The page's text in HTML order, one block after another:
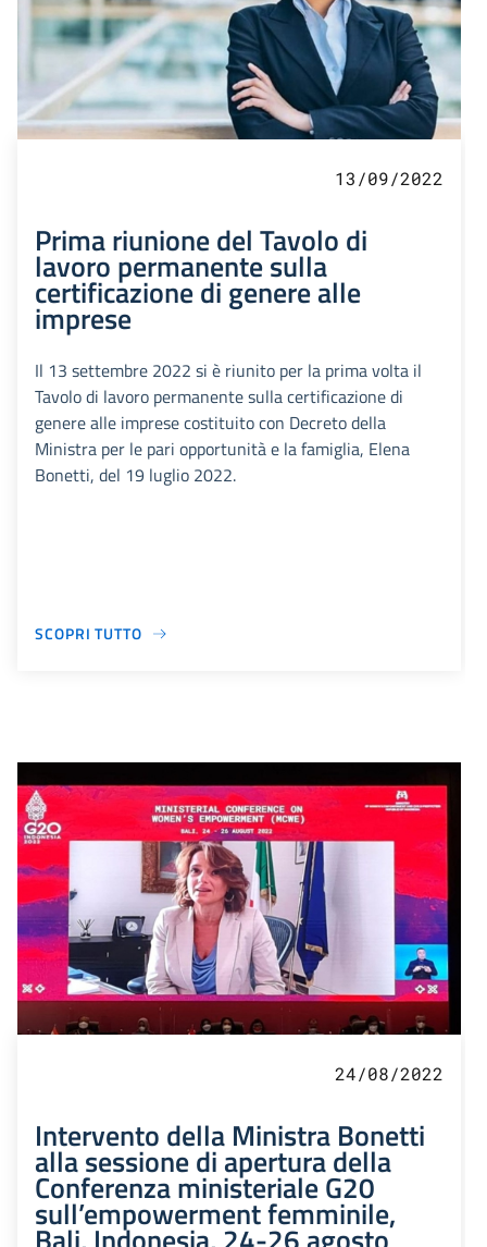
13/09/2022
Prima riunione del Tavolo di
lavoro permanente sulla
certificazione di genere alle
imprese
Il 13 settembre 2022 si è riunito per la prima volta il
Tavolo di lavoro permanente sulla certificazione di
genere alle imprese costituito con Decreto della
Ministra per le pari opportunità e la famiglia, Elena
Bonetti, del 19 luglio 2022.
SCOPRI TUTTO
24/08/2022
Intervento della Ministra Bonetti
alla sessione di apertura della
Conferenza ministeriale G20
sull’empowerment femminile,